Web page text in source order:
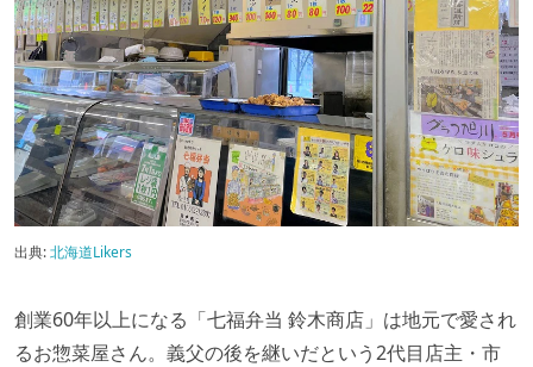
出典:北海道Likers
創業60年以上になる「七福弁当 鈴木商店」は地元で愛され
るお惣菜屋さん。義父の後を継いだという2代目店主・市